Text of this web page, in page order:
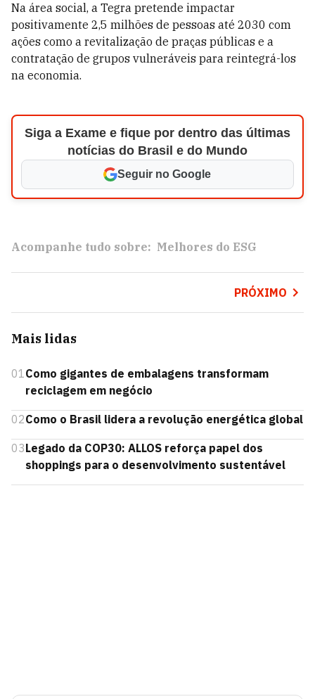
Na área social, a Tegra pretende impactar
positivamente 2,5 milhões de pessoas até 2030 com
ações como a revitalização de praças públicas e a
contratação de grupos vulneráveis para reintegrá-los
na economia.
Siga a Exame e fique por dentro das últimas
notícias do Brasil e do Mundo
Seguir no Google
Acompanhe tudo sobre: Melhores do ESG
PRÓXIMO
Mais lidas
01Como gigantes de embalagens transformam
reciclagem em negócio
02Como o Brasil lidera a revolução energética global
03Legado da COP30: ALLOS reforça papel dos
shoppings para o desenvolvimento sustentável